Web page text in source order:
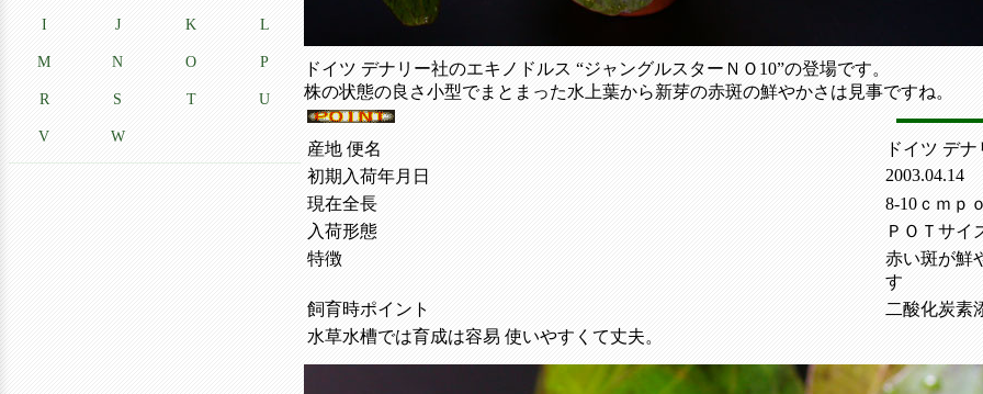
ドイツ デナリー社のエキノドルス “ジャングルスターＮＯ10”の登場です。
株の状態の良さ小型でまとまった水上葉から新芽の赤斑の鮮やかさは見事ですね。
産地 便名
ドイツ デ
初期入荷年月日
2003.04.14
現在全長
8-10ｃｍｐ
入荷形態
ＰＯＴサイ
特徴
赤い斑が鮮
す
飼育時ポイント
二酸化炭素
水草水槽では育成は容易 使いやすくて丈夫。
I J K L
M N O P
R S T U
V W